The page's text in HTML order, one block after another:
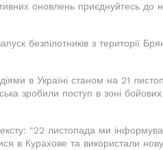
оновлень приєднуйтесь
безпілотників з території
в Україні станом на 21
зробили поступ в зоні
"22 листопада ми
в Курахове та використали